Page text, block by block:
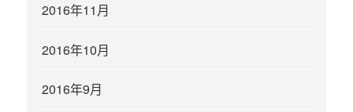
2016年11月
2016年10月
2016年9月